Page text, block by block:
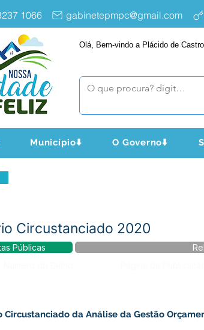
1066 gabinetepmpc@gmail.com
Olá, Bem-vindo a Plácido de
Município⬇️ O Governo⬇️
Circustanciado 2020
Públicas
Circustanciado da Análise da Gestão